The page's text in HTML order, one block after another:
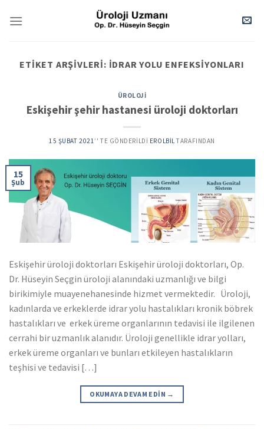
ETIKET ARŞIVLERI: İDRAR YOLU ENFEKSIYONLARI
ÜROLOJI
Eskişehir şehir hastanesi üroloji doktorları
15 ŞUBAT 2021’' TE GÖNDERILDI EROLBIL TARAFINDAN
15
Şub
Eskişehir üroloji doktorları Eskişehir üroloji doktorları, Op.
Dr. Hüseyin Seçgin üroloji alanındaki uzmanlığı ve bilgi
birikimiyle muayenehanesinde hizmet vermektedir. Üroloji,
kadınlarda ve erkeklerde idrar yolu hastalıkları kronik böbrek
hastalıkları ve erkek üreme organlarının tedavisi ile ilgilenen
cerrahi bir uzmanlık alanıdır. Üroloji genellikle idrar yolları,
erkek üreme organları ve bunları etkileyen hastalıkların
teşhisi ve tedavisi […]
OKUMAYA DEVAM EDIN →